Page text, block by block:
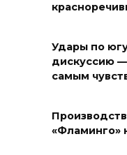
Удары по
дискуссию —
самым
«Фламинго»